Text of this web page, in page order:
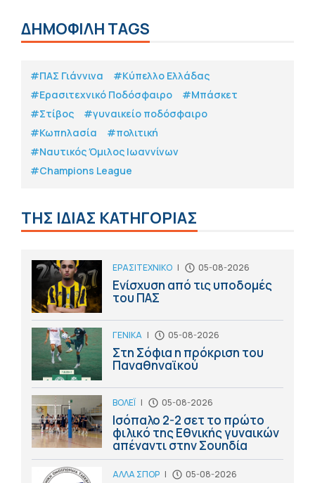
ΔΗΜΟΦΙΛΗ TAGS
#ΠΑΣ Γιάννινα
#Κύπελλο Ελλάδας
#Eρασιτεχνικό Ποδόσφαιρο
#Μπάσκετ
#Στίβος
#γυναικείο ποδόσφαιρο
#Κωπηλασία
#πολιτική
#Ναυτικός Όμιλος Ιωαννίνων
#Champions League
ΤΗΣ ΙΔΙΑΣ ΚΑΤΗΓΟΡΙΑΣ
ΕΡΑΣΙΤΕΧΝΙΚΟ | 05-08-2026
Ενίσχυση από τις υποδομές
του ΠΑΣ
ΓΕΝΙΚΑ | 05-08-2026
Στη Σόφια η πρόκριση του
Παναθηναϊκού
ΒΟΛΕΪ | 05-08-2026
Ισόπαλο 2-2 σετ το πρώτο
φιλικό της Εθνικής γυναικών
απέναντι στην Σουηδία
ΑΛΛΑ ΣΠΟΡ | 05-08-2026